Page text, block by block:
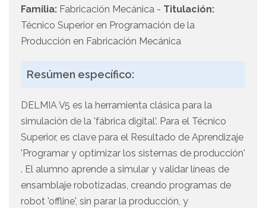
Familia: Fabricación Mecánica - Titulación:
Técnico Superior en Programación de la
Producción en Fabricación Mecánica
Resúmen específico:
DELMIA V5 es la herramienta clásica para la
simulación de la 'fábrica digital'. Para el Técnico
Superior, es clave para el Resultado de Aprendizaje
'Programar y optimizar los sistemas de producción'
. El alumno aprende a simular y validar líneas de
ensamblaje robotizadas, creando programas de
robot 'offline', sin parar la producción, y